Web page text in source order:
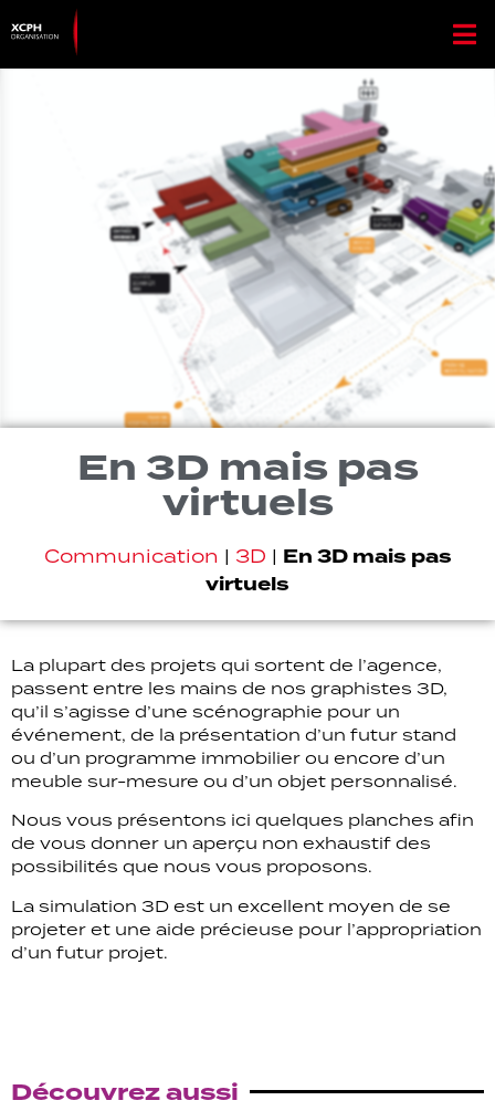
En 3D mais pas
virtuels
Communication | 3D | En 3D mais pas
virtuels
La plupart des projets qui sortent de l’agence,
passent entre les mains de nos graphistes 3D,
qu’il s’agisse d’une scénographie pour un
événement, de la présentation d’un futur stand
ou d’un programme immobilier ou encore d’un
meuble sur-mesure ou d’un objet personnalisé.
Nous vous présentons ici quelques planches afin
de vous donner un aperçu non exhaustif des
possibilités que nous vous proposons.
La simulation 3D est un excellent moyen de se
projeter et une aide précieuse pour l’appropriation
d’un futur projet.
Découvrez aussi